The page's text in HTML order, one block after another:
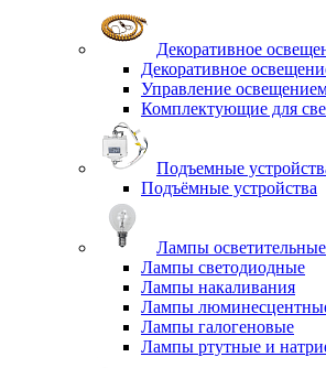
Декоративное
Декоративное
Управление
Комплектующие для
Подъемные
Подъёмные устройства
Лампы осветительные
Лампы светодиодные
Лампы накаливания
Лампы
Лампы галогеновые
Лампы ртутные и